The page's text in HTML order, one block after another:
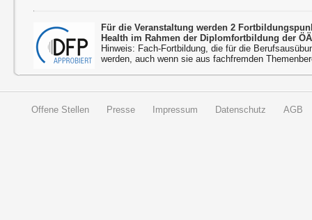
Für die Veranstaltung werden 2
Health im Rahmen der Diplomfortbildung der
Hinweis: Fach-Fortbildung, die für die
werden, auch wenn sie aus fachfremden
Offene Stellen Presse Impressum Datenschutz AGB